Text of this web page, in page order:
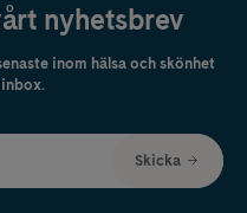
nyhetsbrev
inom hälsa och skönhet
Skicka